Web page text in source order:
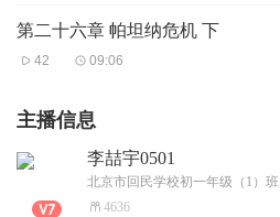
第二十六章 帕坦纳危机 下
42 09:06
主播信息
李喆宇0501
北京市回民学校初一年级（1）班
4636